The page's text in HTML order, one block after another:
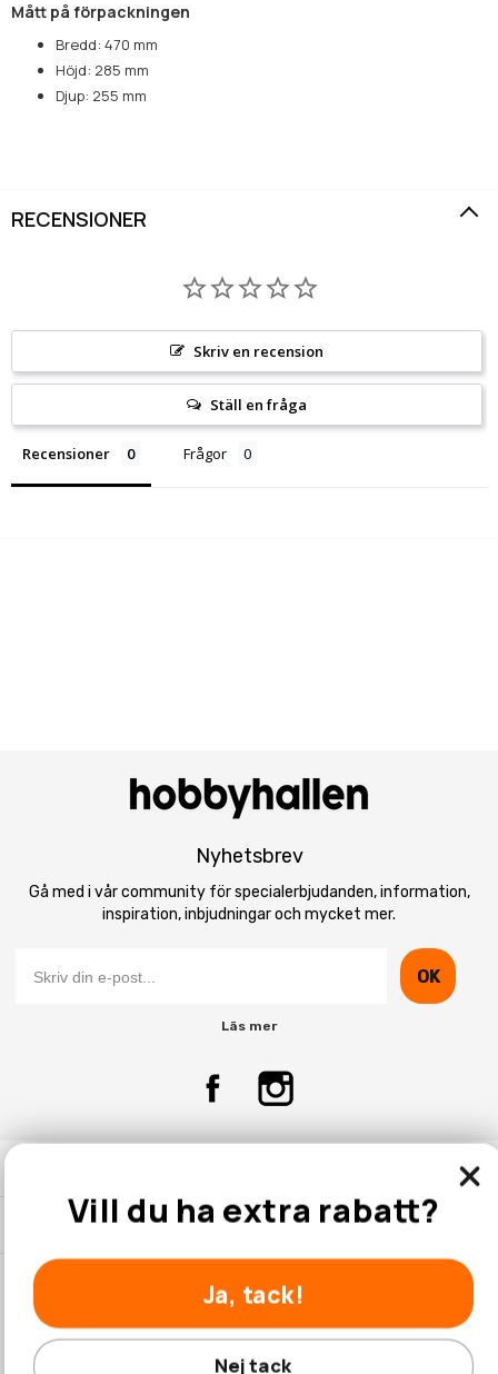
Mått på förpackningen
Bredd: 470 mm
Höjd: 285 mm
Djup: 255 mm
RECENSIONER
Skriv en recension
Ställ en fråga
Recensioner Frågor
Nyhetsbrev
Gå med i vår community för specialerbjudanden, information,
inspiration, inbjudningar och mycket mer.
OK
Läs mer
Kundtjänst
© 2026 Hobbyhallen.se
Vill du ha extra rabatt?
Ja, tack!
Nej tack